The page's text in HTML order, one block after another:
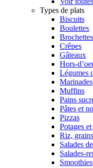
Types de plats
Biscuits
Boulettes
Brochettes
Crêpes
Gâteaux
Hors-
Légumes
Marinades
Muffins
Pains
Pâtes et
Pizzas
Potages
Riz,
Salades
Salades-
Smoothies